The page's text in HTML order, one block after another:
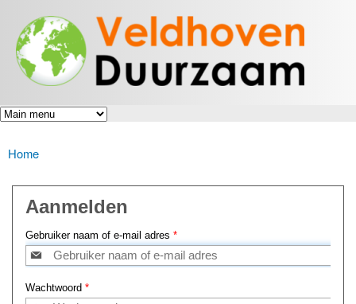
en naar
de inhoud
gaan
Veldhoven
Duurzaam
Energiek
naar de
toekomst
U bent hier
Home
Aanmelden
Gebruiker naam of e-mail adres *
Wachtwoord *